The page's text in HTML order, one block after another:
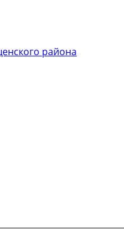
района